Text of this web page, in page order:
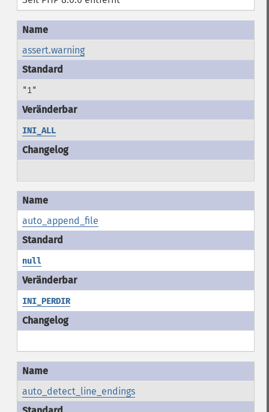
assert.warning
"1"
INI_ALL
auto_append_file
null
INI_PERDIR
auto_detect_line_endings